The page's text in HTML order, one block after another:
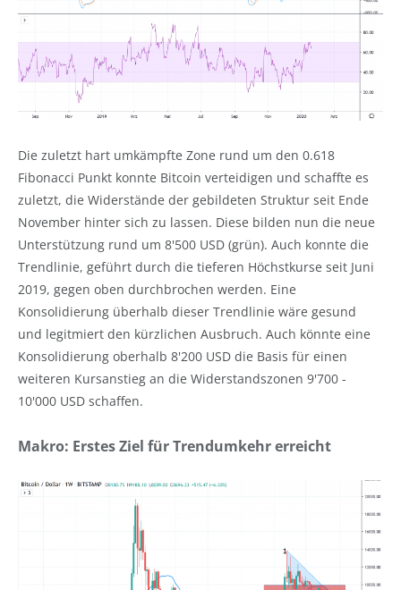
Die zuletzt hart umkämpfte Zone rund um den 0.618
Fibonacci Punkt konnte Bitcoin verteidigen und schaffte es
zuletzt, die Widerstände der gebildeten Struktur seit Ende
November hinter sich zu lassen. Diese bilden nun die neue
Unterstützung rund um 8'500 USD (grün). Auch konnte die
Trendlinie, geführt durch die tieferen Höchstkurse seit Juni
2019, gegen oben durchbrochen werden. Eine
Konsolidierung überhalb dieser Trendlinie wäre gesund
und legitmiert den kürzlichen Ausbruch. Auch könnte eine
Konsolidierung oberhalb 8'200 USD die Basis für einen
weiteren Kursanstieg an die Widerstandszonen 9'700 -
10'000 USD schaffen.
Makro: Erstes Ziel für Trendumkehr erreicht